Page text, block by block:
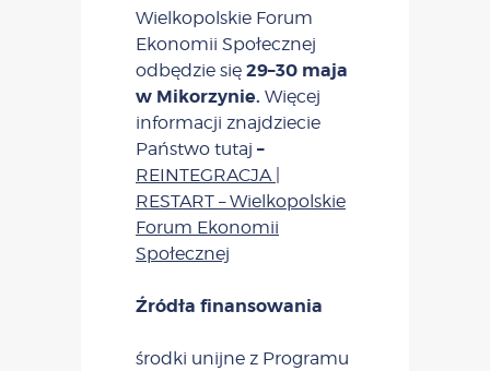
Wielkopolskie Forum
Ekonomii Społecznej
odbędzie się 29–30 maja
w Mikorzynie. Więcej
informacji znajdziecie
Państwo tutaj –
REINTEGRACJA |
RESTART – Wielkopolskie
Forum Ekonomii
Społecznej
Źródła finansowania
środki unijne z Programu